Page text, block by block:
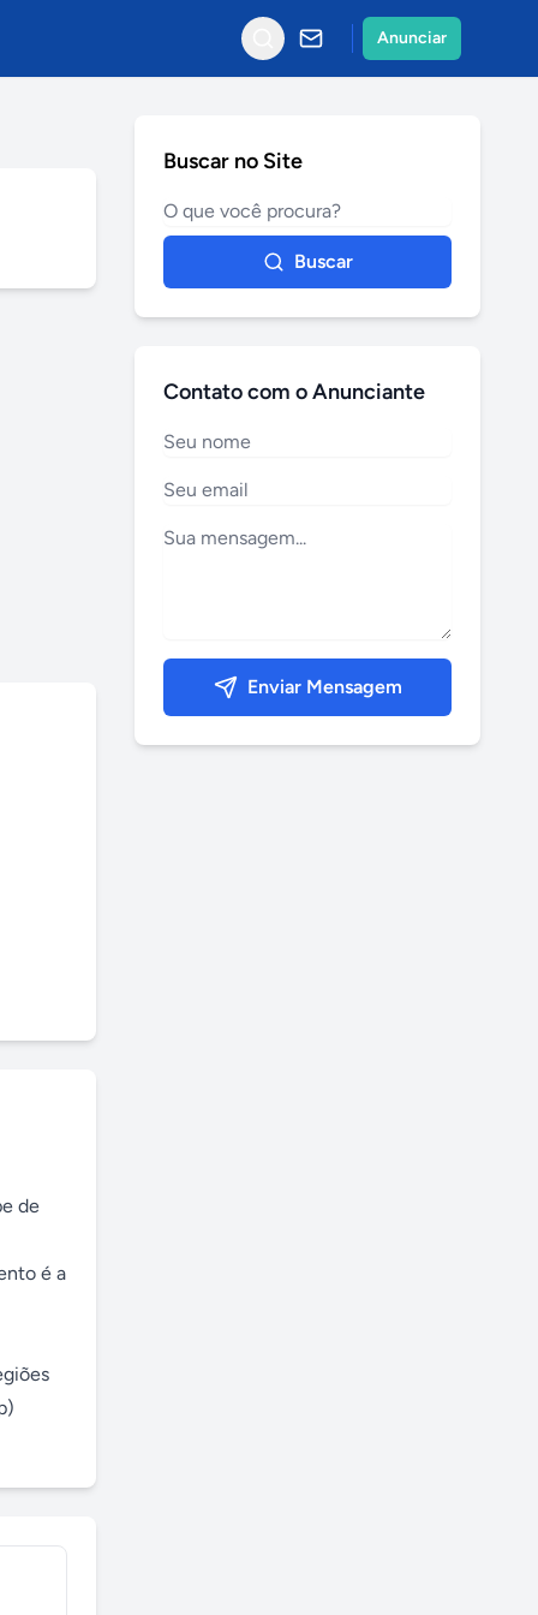
Anunciar
de
é a
Buscar no Site
Buscar
Contato com o Anunciante
Enviar Mensagem